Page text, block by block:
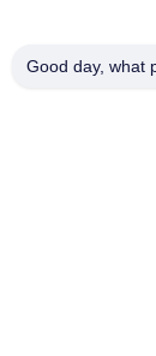
Controle De
Good day, what